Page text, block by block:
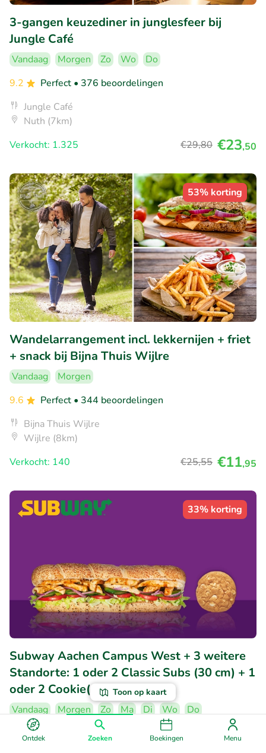
Ontdek Zoeken Boekingen Menu
Toon op kaart
3-gangen keuzediner in junglesfeer bij
Jungle Café
Vandaag Morgen Zo Wo
Do
9.2
Perfect • 376 beoordelingen
Jungle Café
Nuth (7km)
Verkocht: 1.325
€29,80 €23,50
53% korting
Wandelarrangement incl. lekkernijen + friet
+ snack bij Bijna Thuis Wijlre
Vandaag
Morgen
9.6
Perfect • 344 beoordelingen
Bijna Thuis Wijlre
Wijlre (8km)
Verkocht: 140
€25,55 €11,95
33% korting
Subway Aachen Campus West + 3 weitere
Standorte: 1 oder 2 Classic Subs (30 cm) + 1
oder 2 Cookie(s)
Vandaag Morgen Zo Ma Di Wo
Do
Subway Region Aachen